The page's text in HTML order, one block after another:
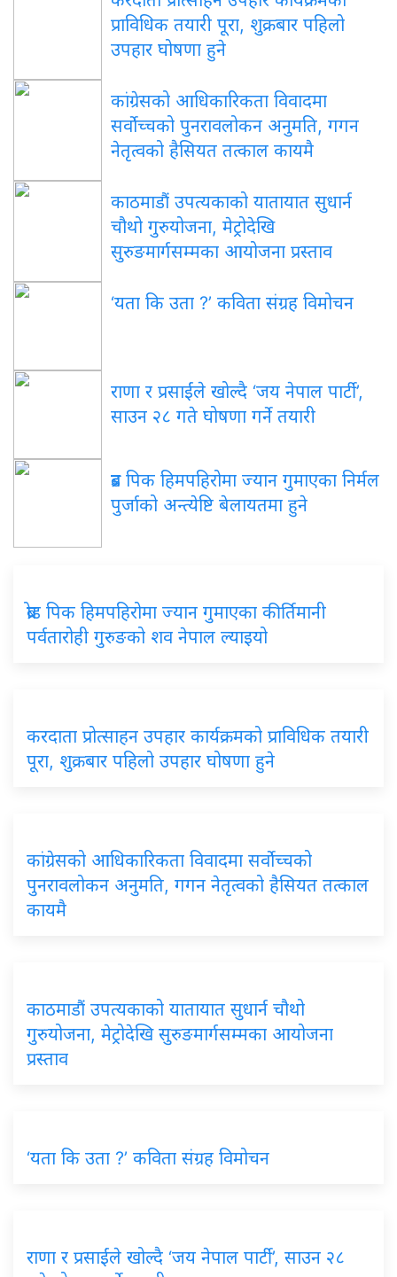
प्राविधिक तयारी पूरा, शुक्रबार पहिलो
उपहार घोषणा हुने
कांग्रेसको आधिकारिकता विवादमा
सर्वोच्चको पुनरावलोकन अनुमति, गगन
नेतृत्वको हैसियत तत्काल कायमै
काठमाडौं उपत्यकाको यातायात सुधार्न
चौथो गुरुयोजना, मेट्रोदेखि
सुरुङमार्गसम्मका आयोजना प्रस्ताव
‘यता कि उता ?’ कविता संग्रह विमोचन
राणा र प्रसाईंले खोल्दै ‘जय नेपाल पार्टी’,
साउन २८ गते घोषणा गर्ने तयारी
ब्रड पिक हिमपहिरोमा ज्यान गुमाएका निर्मल
पुर्जाको अन्त्येष्टि बेलायतमा हुने
ब्रोड पिक हिमपहिरोमा ज्यान गुमाएका कीर्तिमानी
पर्वतारोही गुरुङको शव नेपाल ल्याइयो
करदाता प्रोत्साहन उपहार कार्यक्रमको प्राविधिक तयारी
पूरा, शुक्रबार पहिलो उपहार घोषणा हुने
कांग्रेसको आधिकारिकता विवादमा सर्वोच्चको
पुनरावलोकन अनुमति, गगन नेतृत्वको हैसियत तत्काल
कायमै
काठमाडौं उपत्यकाको यातायात सुधार्न चौथो
गुरुयोजना, मेट्रोदेखि सुरुङमार्गसम्मका आयोजना
प्रस्ताव
‘यता कि उता ?’ कविता संग्रह विमोचन
राणा र प्रसाईंले खोल्दै ‘जय नेपाल पार्टी’, साउन २८